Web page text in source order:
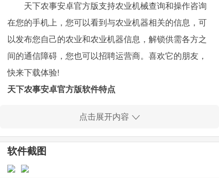
天下农事安卓官方版支持农业机械查询和操作咨询
在您的手机上，您可以看到与农业机器相关的信息，可
以发布您自己的农业和农业机器信息，解锁供需各方之
间的通信障碍，您也可以招聘运营商。喜欢它的朋友，
快来下载体验!
天下农事安卓官方版软件特点
2、作业报告：在给定的一天到纬度和椭圆线，出口
或打印地图和表格获得详细的工作信息。
天下农事安卓官方版软件亮点
点击展开内容
软件截图